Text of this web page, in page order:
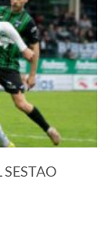
SESTAO